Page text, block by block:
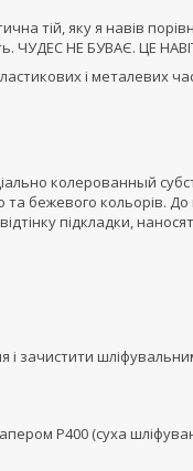
тій, яку я навів
ЧУДЕС НЕ БУВАЄ. ЦЕ
і металевих
колерованный
та бежевого кольорів.
підкладки,
зачистити
Р400 (суха